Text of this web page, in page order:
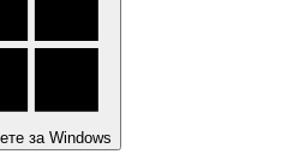
за Windows